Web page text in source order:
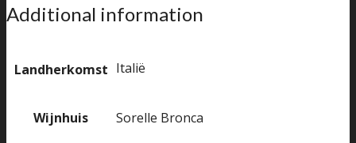
Additional information
Landherkomst Italië
Wijnhuis Sorelle Bronca